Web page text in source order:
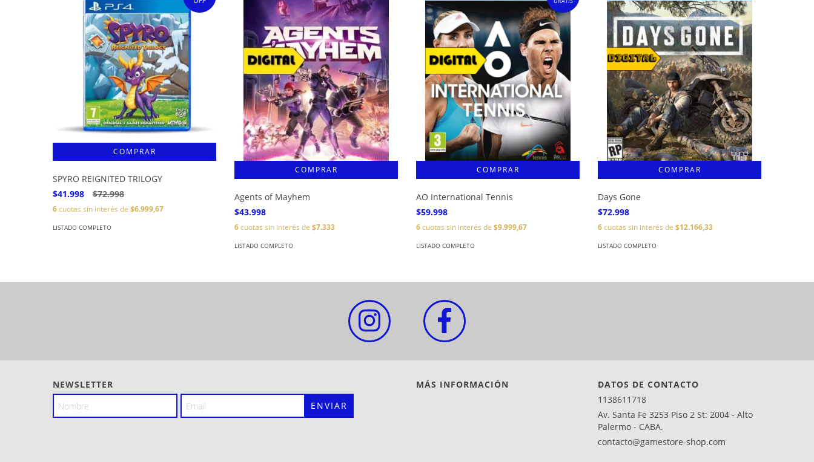
SPYRO REIGNITED TRILOGY
$41.998
$72.998
6cuotas sin interés de $6.999,67
LISTADO COMPLETO
Agents of Mayhem
$43.998
6cuotas sin interés de $7.333
LISTADO COMPLETO
AO International Tennis
$59.998
6cuotas sin interés de $9.999,67
LISTADO COMPLETO
Days Gone
$72.998
6cuotas sin interés de $12.166,33
LISTADO COMPLETO
NEWSLETTER MÁS INFORMACIÓN
DATOS DE CONTACTO
1138611718
Av. Santa Fe 3253 Piso 2 St: 2004 - Alto
Palermo - CABA.
contacto@gamestore-shop.com